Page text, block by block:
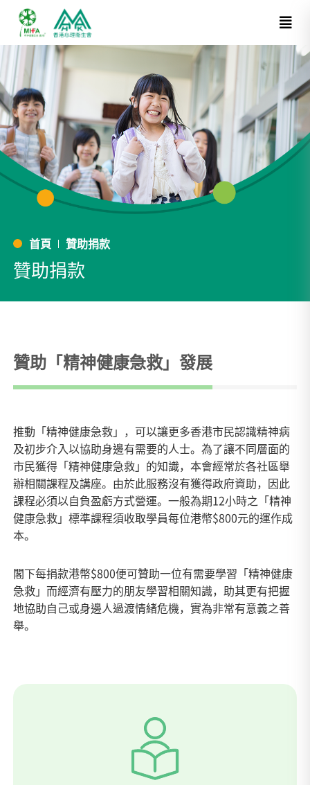
首頁 贊助捐款
贊助捐款
贊助「精神健康急救」發展
推動「精神健康急救」，可以讓更多香港市民認識精神病
及初步介入以協助身邊有需要的人士。為了讓不同層面的
市民獲得「精神健康急救」的知識，本會經常於各社區舉
辦相關課程及講座。由於此服務沒有獲得政府資助，因此
課程必須以自負盈虧方式營運。一般為期12小時之「精神
健康急救」標準課程須收取學員每位港幣$800元的運作成
本。
閣下每捐款港幣$800便可贊助一位有需要學習「精神健康
急救」而經濟有壓力的朋友學習相關知識，助其更有把握
地協助自己或身邊人過渡情緒危機，實為非常有意義之善
舉。